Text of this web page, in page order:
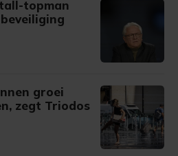
topman
groei
zegt Triodos